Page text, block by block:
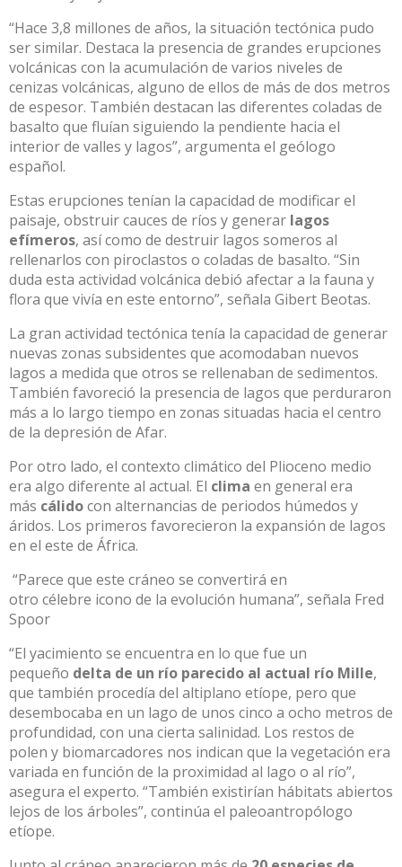
“Hace 3,8 millones de años, la situación tectónica pudo
ser similar. Destaca la presencia de grandes erupciones
volcánicas con la acumulación de varios niveles de
cenizas volcánicas, alguno de ellos de más de dos metros
de espesor. También destacan las diferentes coladas de
basalto que fluían siguiendo la pendiente hacia el
interior de valles y lagos”, argumenta el geólogo
español.
Estas erupciones tenían la capacidad de modificar el
paisaje, obstruir cauces de ríos y generar lagos
efímeros, así como de destruir lagos someros al
rellenarlos con piroclastos o coladas de basalto. “Sin
duda esta actividad volcánica debió afectar a la fauna y
flora que vivía en este entorno”, señala Gibert Beotas.
La gran actividad tectónica tenía la capacidad de generar
nuevas zonas subsidentes que acomodaban nuevos
lagos a medida que otros se rellenaban de sedimentos.
También favoreció la presencia de lagos que perduraron
más a lo largo tiempo en zonas situadas hacia el centro
de la depresión de Afar.
Por otro lado, el contexto climático del Plioceno medio
era algo diferente al actual. El clima en general era
más cálidocon alternancias de periodos húmedos y
áridos. Los primeros favorecieron la expansión de lagos
en el este de África.
“Parece que este cráneo se convertirá en
otro célebre icono de la evolución humana”, señala Fred
Spoor
“El yacimiento se encuentra en lo que fue un
pequeño delta de un río parecido al actual río Mille,
que también procedía del altiplano etíope, pero que
desembocaba en un lago de unos cinco a ocho metros de
profundidad, con una cierta salinidad. Los restos de
polen y biomarcadores nos indican que la vegetación era
variada en función de la proximidad al lago o al río”,
asegura el experto. “También existirían hábitats abiertos
lejos de los árboles”, continúa el paleoantropólogo
etíope.